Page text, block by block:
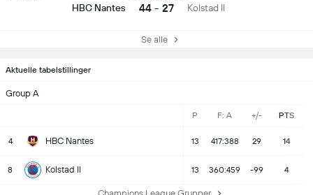
Aktuelle tabelstillinger
Group A
P F: A +/- PTS
4 HBC Nantes 13 417:388 29 14
8 Kolstad Il 13 360:459 -99 4
Champions League Grupper
HBC Nantes 44 - 27 Kolstad Il
Se alle